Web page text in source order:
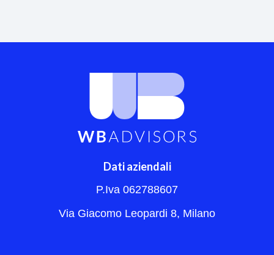
Dati aziendali
P.Iva 062788607
Via Giacomo Leopardi 8, Milano